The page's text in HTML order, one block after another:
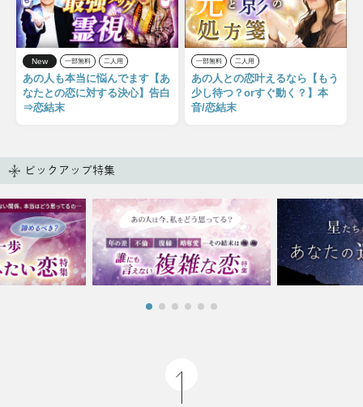
New 一部無料 二人用
あの人も本当に悩んでます【あ
なたとの恋に対する決心】告白
⇒恋結末
一部無料 二人用
あの人との恋叶えるなら【もう
少し待つ？orすぐ動く？】本
音/恋結末
ピックアップ特集